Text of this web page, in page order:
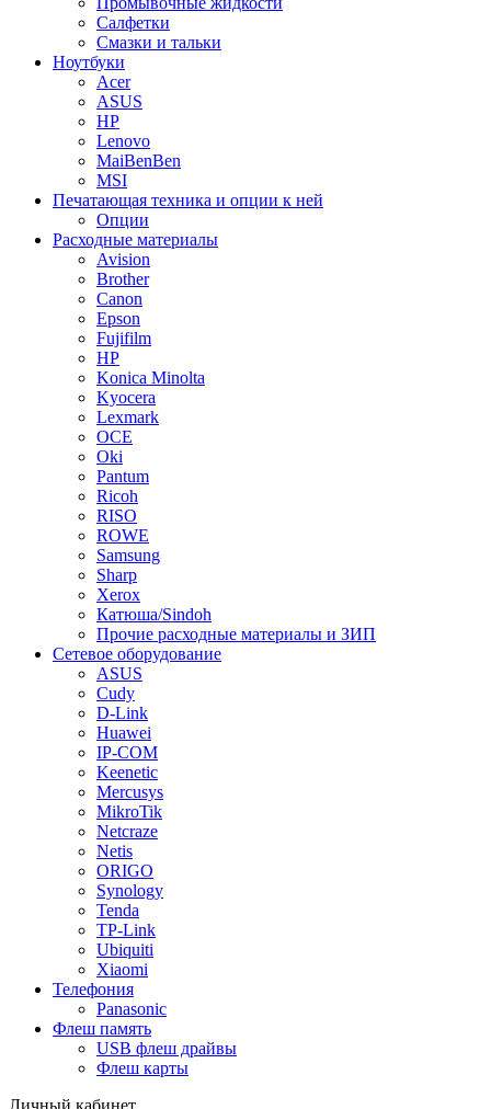
Салфетки
Смазки и тальки
Ноутбуки
Acer
ASUS
HP
Lenovo
MaiBenBen
MSI
Печатающая техника и опции к ней
Опции
Расходные материалы
Avision
Brother
Canon
Epson
Fujifilm
HP
Konica Minolta
Kyocera
Lexmark
OCE
Oki
Pantum
Ricoh
RISO
ROWE
Samsung
Sharp
Xerox
Катюша/Sindoh
Прочие расходные материалы и ЗИП
Сетевое оборудование
ASUS
Cudy
D-Link
Huawei
IP-COM
Keenetic
Mercusys
MikroTik
Netcraze
Netis
ORIGO
Synology
Tenda
TP-Link
Ubiquiti
Xiaomi
Телефония
Panasonic
Флеш память
USB флеш драйвы
Флеш карты
Личный кабинет